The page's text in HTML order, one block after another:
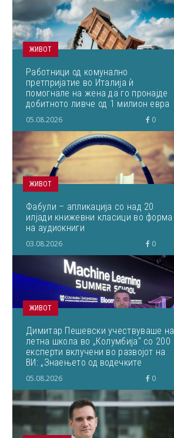
ЖИВОТ
Работници од комунално
претпријатие во Италија ѝ
помогнале на жена да го пронајде
добитното ливче од 1 милион евра
кое завршило на депонија
05.08.2026 0
ЖИВОТ
Фабули – апликација со над 20
илјади книжевни класици во форма
на аудиокниги
03.08.2026 0
ЖИВОТ
Димитар Пешевски учествуваше на
летна школа во „Колумбија“ со 200
експерти вклучени во развојот на
ВИ: „Знаењето од водечките
светски ВИ-истражувачи ќе им го
пренесам на студентите“
05.08.2026 0